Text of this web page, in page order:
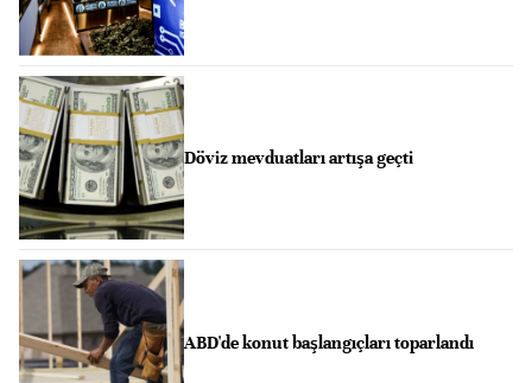
Döviz mevduatları artışa geçti
ABD'de konut başlangıçları toparlandı